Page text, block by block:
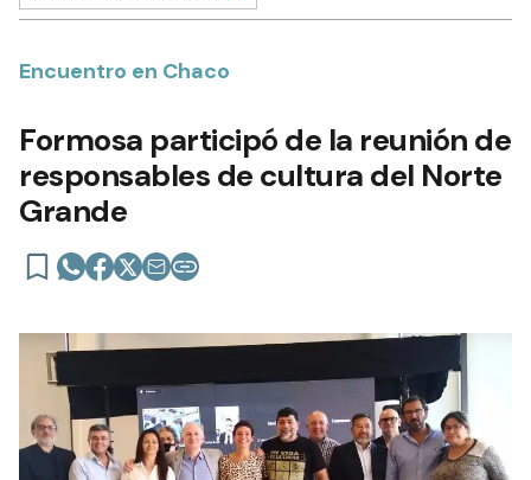
Encuentro en Chaco
Formosa participó de la reunión de
responsables de cultura del Norte
Grande